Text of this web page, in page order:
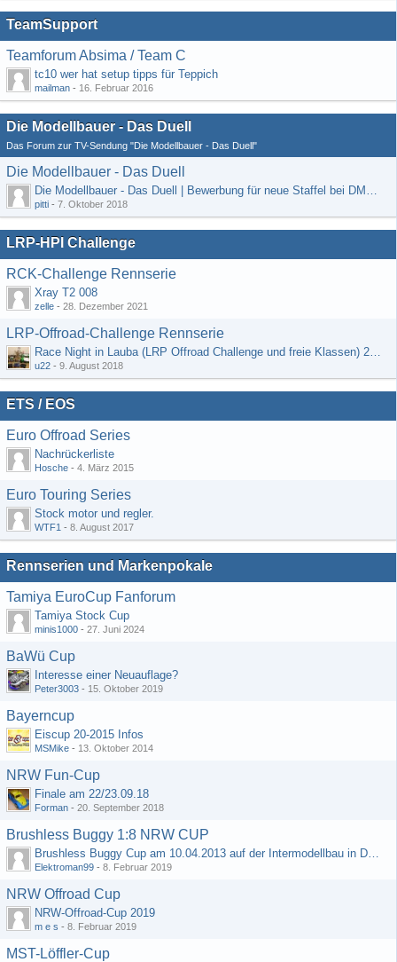
TeamSupport
Teamforum Absima / Team C
tc10 wer hat setup tipps für Teppich
mailman - 16. Februar 2016
Die Modellbauer - Das Duell
Das Forum zur TV-Sendung "Die Modellbauer - Das Duell"
Die Modellbauer - Das Duell
Die Modellbauer - Das Duell | Bewerbung für neue Staffel bei DMAX *Werbung*
pitti - 7. Oktober 2018
LRP-HPI Challenge
RCK-Challenge Rennserie
Xray T2 008
zelle - 28. Dezember 2021
LRP-Offroad-Challenge Rennserie
Race Night in Lauba (LRP Offroad Challenge und freie Klassen) 25/26.08
u22 - 9. August 2018
ETS / EOS
Euro Offroad Series
Nachrückerliste
Hosche - 4. März 2015
Euro Touring Series
Stock motor und regler.
WTF1 - 8. August 2017
Rennserien und Markenpokale
Tamiya EuroCup Fanforum
Tamiya Stock Cup
minis1000 - 27. Juni 2024
BaWü Cup
Interesse einer Neuauflage?
Peter3003 - 15. Oktober 2019
Bayerncup
Eiscup 20-2015 Infos
MSMike - 13. Oktober 2014
NRW Fun-Cup
Finale am 22/23.09.18
Forman - 20. September 2018
Brushless Buggy 1:8 NRW CUP
Brushless Buggy Cup am 10.04.2013 auf der Intermodellbau in Dortmund
Elektroman99 - 8. Februar 2019
NRW Offroad Cup
NRW-Offroad-Cup 2019
m e s - 8. Februar 2019
MST-Löffler-Cup